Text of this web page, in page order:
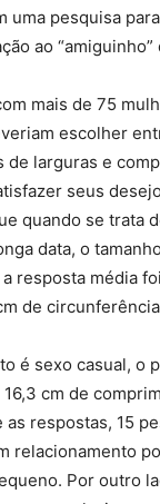
uma pesquisa
ao
mais de 75
escolher
de larguras e
seus
quando se trata
data, o
resposta média
de
é sexo casual, o
cm de
respostas, 15
relacionamento
Por outro